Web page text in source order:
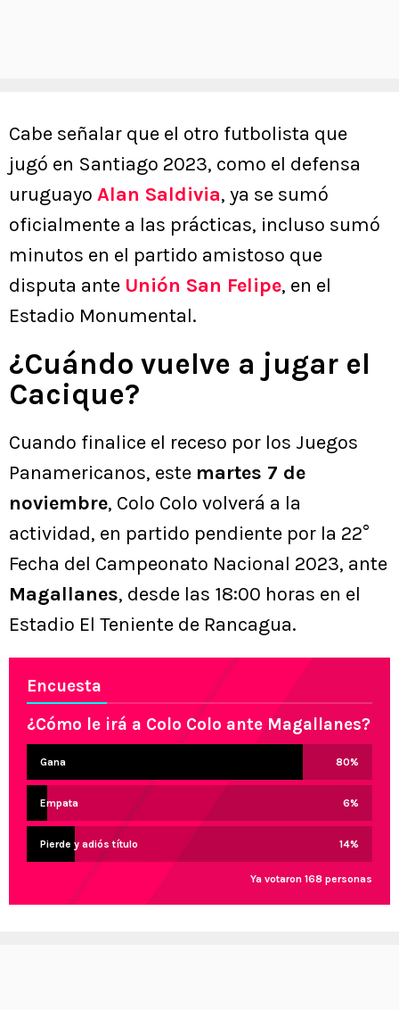
Cabe señalar que el otro futbolista que
jugó en Santiago 2023, como el defensa
uruguayo Alan Saldivia, ya se sumó
oficialmente a las prácticas, incluso sumó
minutos en el partido amistoso que
disputa ante Unión San Felipe, en el
Estadio Monumental.
¿Cuándo vuelve a jugar el
Cacique?
Cuando finalice el receso por los Juegos
Panamericanos, este martes 7 de
noviembre, Colo Colo volverá a la
actividad, en partido pendiente por la 22°
Fecha del Campeonato Nacional 2023, ante
Magallanes, desde las 18:00 horas en el
Estadio El Teniente de Rancagua.
Encuesta
¿Cómo le irá a Colo Colo ante Magallanes?
Gana 80%
Empata 6%
Pierde y adiós título 14%
Ya votaron 168 personas